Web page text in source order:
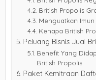
British Propolis
Menguatkan Imun
Kenapa British
Peluang Bisnis Jual
Benefit Yang
British Propolis
Paket Kemitraan